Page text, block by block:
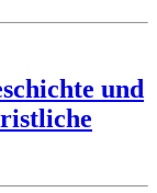
und